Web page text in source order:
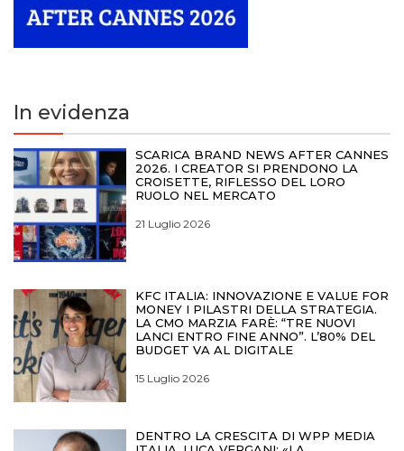
In evidenza
SCARICA BRAND NEWS AFTER CANNES
2026. I CREATOR SI PRENDONO LA
CROISETTE, RIFLESSO DEL LORO
RUOLO NEL MERCATO
21 Luglio 2026
KFC ITALIA: INNOVAZIONE E VALUE FOR
MONEY I PILASTRI DELLA STRATEGIA.
LA CMO MARZIA FARÈ: “TRE NUOVI
LANCI ENTRO FINE ANNO”. L’80% DEL
BUDGET VA AL DIGITALE
15 Luglio 2026
DENTRO LA CRESCITA DI WPP MEDIA